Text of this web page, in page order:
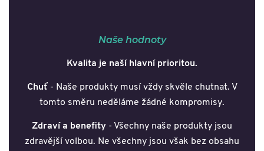
Naše hodnoty
Kvalita je naší hlavní prioritou.
Chuť - Naše produkty musí vždy skvěle chutnat. V
tomto směru neděláme žádné kompromisy.
Zdraví a benefity - Všechny naše produkty jsou
zdravější volbou. Ne všechny jsou však bez obsahu